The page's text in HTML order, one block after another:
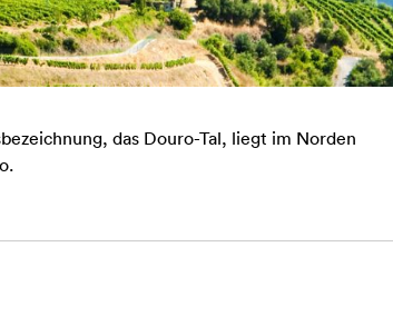
das Douro-Tal, liegt im Norden